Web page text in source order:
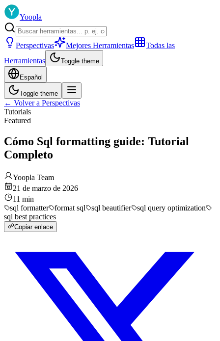
Yoopla
Perspectivas Mejores Herramientas
Todas las
Herramientas
Toggle theme
Español
Toggle theme
← Volver a Perspectivas
Tutorials
Featured
Cómo Sql formatting guide: Tutorial
Completo
Yoopla Team
21 de marzo de 2026
11 min
sql formatter
format sql sql beautifier
sql query optimization
sql best practices
Copiar enlace